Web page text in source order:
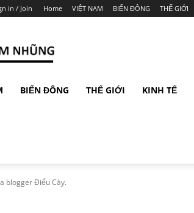
in / Join Home VIỆT NAM BIỂN ĐÔNG THẾ GIỚI
BIỂN ĐÔNG THẾ GIỚI KINH TẾ
blogger Điếu Cày.